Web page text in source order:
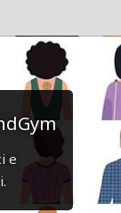
e